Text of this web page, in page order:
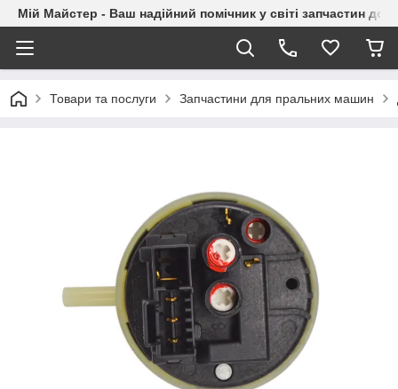
Мій Майстер - Ваш надійний помічник у світі запчастин до
Товари та послуги Запчастини для пральних машин